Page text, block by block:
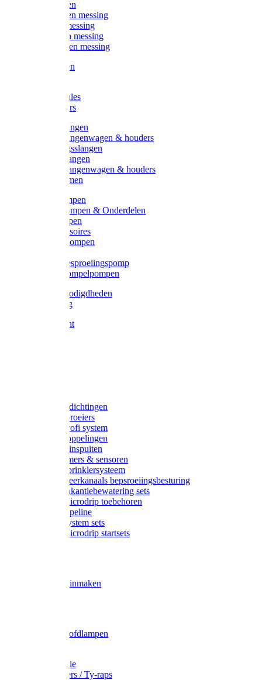
Kogelkranen
Koppelingen messing
Sproeiers messing
Tuinspuiten messing
Slangstukken messing
Handspuiten
Kunststoftules
Regenmeters
Overige slangen
Overige slangenwagen & houders
Beregeningsslangen
Gardena slangen
Gardena slangenwagen & houders
Slangklemmen
Leader pompen
Zwengelpompen & Onderdelen
Ebara pompen
Pompaccessoires
Excellent pompen
Gardena besproeiingspomp
Gardena dompelpompen
Tyleen benodigdheden
Tyleenslang
Lange bocht
Gardena afdichtingen
Gardena sproeiers
Gardena Profi system
Gardena koppelingen
Gardena tuinspuiten
Gardena timers & sensoren
Gardena Sprinklersysteem
Gardena meerkanaals bepsroeiingsbesturing
Gardena vakantiebewatering sets
Gardena Microdrip toebehoren
Gardena Pipeline
Gardena System sets
Gardena Microdrip startsets
Wecken & inmaken
Zak- & Hoofdlampen
Tape en folie
Kabelbinders / Ty-raps